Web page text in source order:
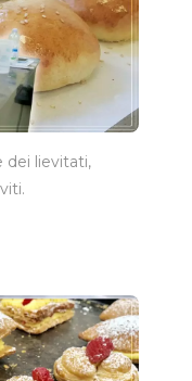
dei lievitati,